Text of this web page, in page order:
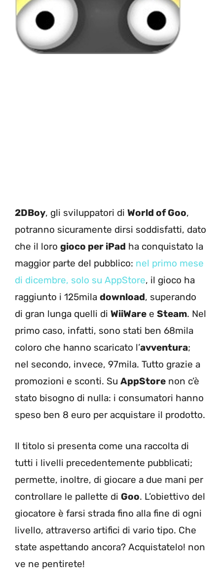
2DBoy, gli sviluppatori di World of Goo,
potranno sicuramente dirsi soddisfatti, dato
che il loro gioco per iPad ha conquistato la
maggior parte del pubblico: nel primo mese
di dicembre, solo su AppStore, il gioco ha
raggiunto i 125mila download, superando
di gran lunga quelli di WiiWare e Steam. Nel
primo caso, infatti, sono stati ben 68mila
coloro che hanno scaricato l’avventura;
nel secondo, invece, 97mila. Tutto grazie a
promozioni e sconti. Su AppStore non c’è
stato bisogno di nulla: i consumatori hanno
speso ben 8 euro per acquistare il prodotto.
Il titolo si presenta come una raccolta di
tutti i livelli precedentemente pubblicati;
permette, inoltre, di giocare a due mani per
controllare le pallette di Goo. L’obiettivo del
giocatore è farsi strada fino alla fine di ogni
livello, attraverso artifici di vario tipo. Che
state aspettando ancora? Acquistatelo! non
ve ne pentirete!